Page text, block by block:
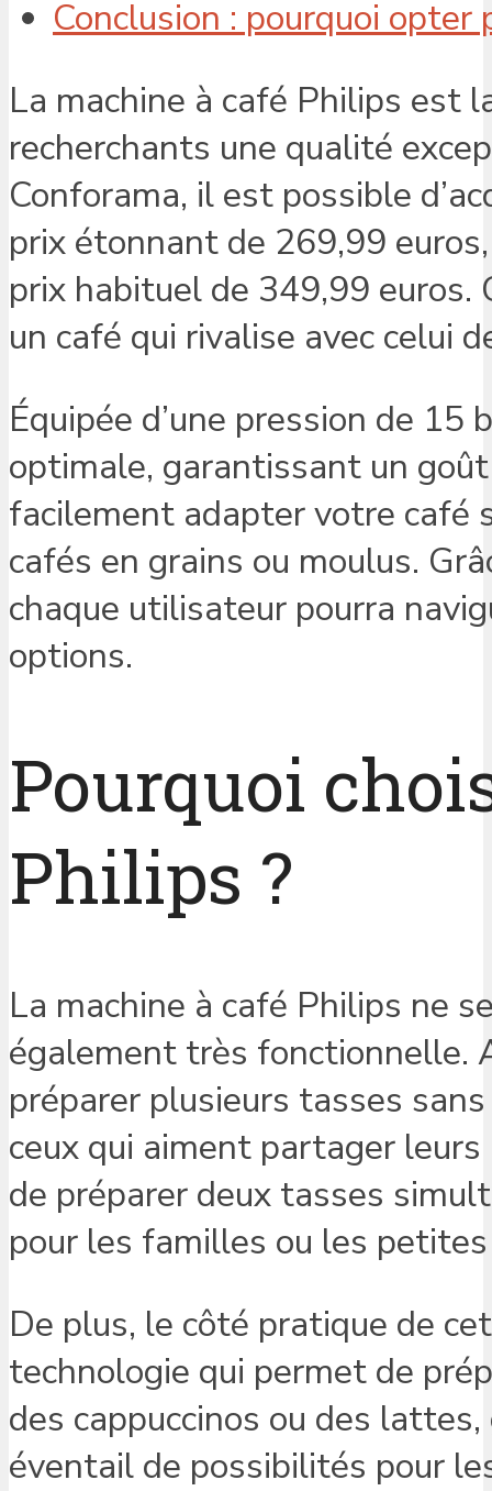
Conclusion : pourquoi opter
La machine à café Philips est
recherchants une qualité
Conforama, il est possible
prix étonnant de 269,99
prix habituel de 349,99
un café qui rivalise avec celui
Équipée d’une pression de
optimale, garantissant un
facilement adapter votre café
cafés en grains ou moulus.
chaque utilisateur pourra
options.
Pourquoi
Philips ?
La machine à café Philips ne
également très fonctionnelle.
préparer plusieurs tasses
ceux qui aiment partager
de préparer deux tasses
pour les familles ou les
De plus, le côté pratique de
technologie qui permet de
des cappuccinos ou des
éventail de possibilités pour